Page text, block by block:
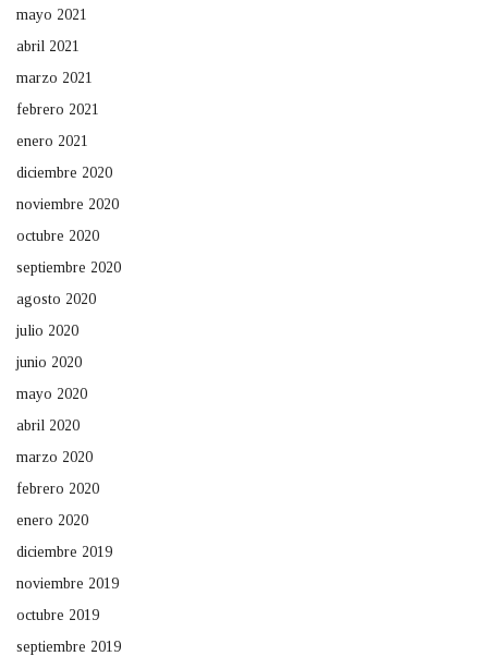
mayo 2021
abril 2021
marzo 2021
febrero 2021
enero 2021
diciembre 2020
noviembre 2020
octubre 2020
septiembre 2020
agosto 2020
julio 2020
junio 2020
mayo 2020
abril 2020
marzo 2020
febrero 2020
enero 2020
diciembre 2019
noviembre 2019
octubre 2019
septiembre 2019